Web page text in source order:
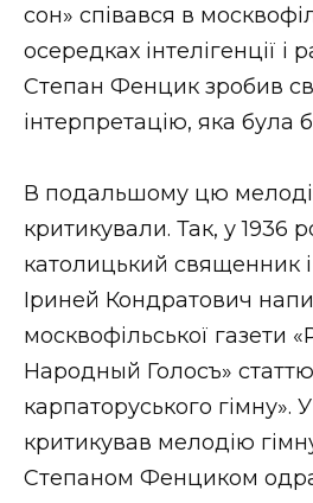
сон» співався в
осередках інтелігенції і
Степан Фенцик зробив
інтерпретацію, яка була
В подальшому цю
критикували. Так, у 1936
католицький священник
Іриней Кондратович
москвофільської газети
Народный Голосъ» статтю
карпаторуського гімну». У
критикував мелодію
Степаном Фенциком